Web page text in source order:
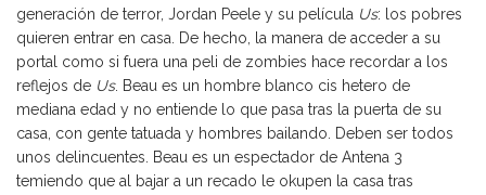
generación de terror, Jordan Peele y su película Us: los pobres
quieren entrar en casa. De hecho, la manera de acceder a su
portal como si fuera una peli de zombies hace recordar a los
reflejos de Us. Beau es un hombre blanco cis hetero de
mediana edad y no entiende lo que pasa tras la puerta de su
casa, con gente tatuada y hombres bailando. Deben ser todos
unos delincuentes. Beau es un espectador de Antena 3
temiendo que al bajar a un recado le okupen la casa tras